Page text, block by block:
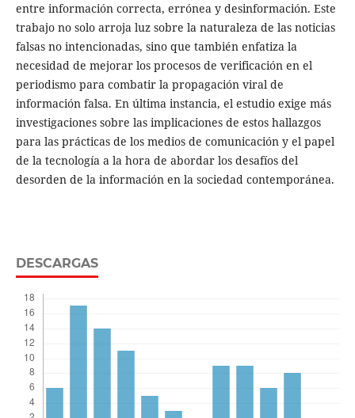
entre información correcta, errónea y desinformación. Este
trabajo no solo arroja luz sobre la naturaleza de las noticias
falsas no intencionadas, sino que también enfatiza la
necesidad de mejorar los procesos de verificación en el
periodismo para combatir la propagación viral de
información falsa. En última instancia, el estudio exige más
investigaciones sobre las implicaciones de estos hallazgos
para las prácticas de los medios de comunicación y el papel
de la tecnología a la hora de abordar los desafíos del
desorden de la información en la sociedad contemporánea.
DESCARGAS